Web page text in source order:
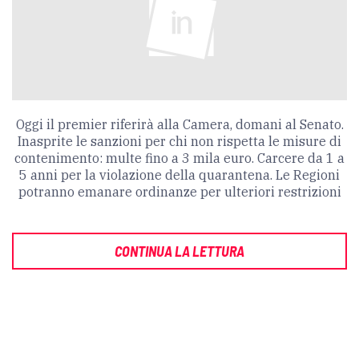
Oggi il premier riferirà alla Camera, domani al Senato.
Inasprite le sanzioni per chi non rispetta le misure di
contenimento: multe fino a 3 mila euro. Carcere da 1 a
5 anni per la violazione della quarantena. Le Regioni
potranno emanare ordinanze per ulteriori restrizioni
CONTINUA LA LETTURA